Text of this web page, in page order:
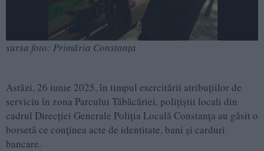
sursa foto: Primăria Constanța
Astăzi, 26 iunie 2025, în timpul exercitării atribuțiilor de
serviciu în zona Parcului Tăbăcăriei, polițiștii locali din
cadrul Direcției Generale Poliția Locală Constanța au găsit o
borsetă ce conținea acte de identitate, bani și carduri
bancare.